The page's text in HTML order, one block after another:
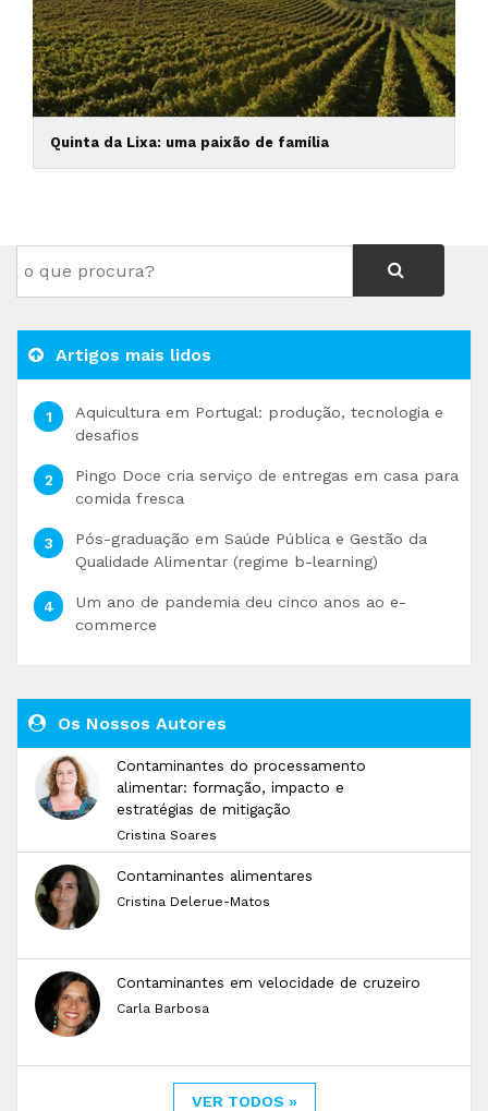
Quinta da Lixa: uma paixão de família
Artigos mais lidos
Aquicultura em Portugal: produção, tecnologia e
desafios
Pingo Doce cria serviço de entregas em casa para
comida fresca
Pós-graduação em Saúde Pública e Gestão da
Qualidade Alimentar (regime b-learning)
Um ano de pandemia deu cinco anos ao e-
commerce
Os Nossos Autores
Contaminantes do processamento
alimentar: formação, impacto e
estratégias de mitigação
Cristina Soares
Contaminantes alimentares
Cristina Delerue-Matos
Contaminantes em velocidade de cruzeiro
Carla Barbosa
VER TODOS »